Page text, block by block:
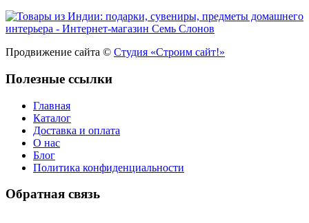
Продвижение сайта © Студия «Строим сайт!»
Полезные ссылки
Главная
Каталог
Доставка и оплата
О нас
Блог
Политика конфиденциальности
Обратная связь